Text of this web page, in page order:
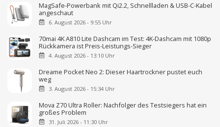
MagSafe-Powerbank mit Qi2.2, Schnellladen & USB-C-Kabel
angeschaut
6. August 2026 - 9:55 Uhr
70mai 4K A810 Lite Dashcam im Test: 4K-Dashcam mit 1080p
Rückkamera ist Preis-Leistungs-Sieger
4. August 2026 - 13:10 Uhr
Dreame Pocket Neo 2: Dieser Haartrockner pustet euch
weg
3. August 2026 - 15:34 Uhr
Mova Z70 Ultra Roller: Nachfolger des Testsiegers hat ein
großes Problem
31. Juli 2026 - 11:30 Uhr